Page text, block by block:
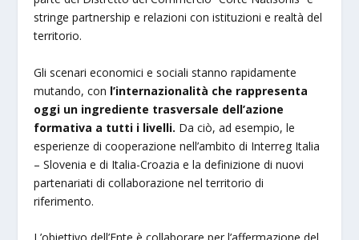
stringe partnership e relazioni con istituzioni e realtà del
territorio.
Gli scenari economici e sociali stanno rapidamente
mutando, con l’internazionalità che rappresenta
oggi un ingrediente trasversale dell’azione
formativa a tutti i livelli. Da ciò, ad esempio, le
esperienze di cooperazione nell’ambito di Interreg Italia
– Slovenia e di Italia-Croazia e la definizione di nuovi
partenariati di collaborazione nel territorio di
riferimento.